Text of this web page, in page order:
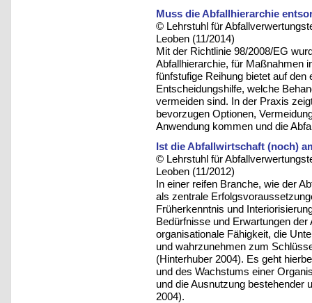
Muss die Abfallhierarchie
© Lehrstuhl für
Leoben (11/2014)
Mit der Richtlinie 98/2008/EG
Abfallhierarchie, für Maßnahmen
fünfstufige Reihung bietet auf
Entscheidungshilfe, welche
vermeiden sind. In der Praxis
bevorzugen Optionen,
Anwendung kommen und die
Ist die Abfallwirtschaft (noch)
© Lehrstuhl für
Leoben (11/2012)
In einer reifen Branche, wie der
als zentrale
Früherkenntnis und
Bedürfnisse und Erwartungen
organisationale Fähigkeit, die
und wahrzunehmen zum
(Hinterhuber 2004). Es geht
und des Wachstums einer
und die Ausnutzung bestehender
2004).